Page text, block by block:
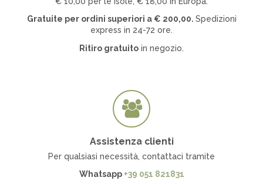
Gratuite per ordini superiori a € 200,00. Spedizioni
express in 24-72 ore.
Ritiro gratuito in negozio.
Assistenza clienti
Per qualsiasi necessità, contattaci tramite
Whatsapp +39 051 821831